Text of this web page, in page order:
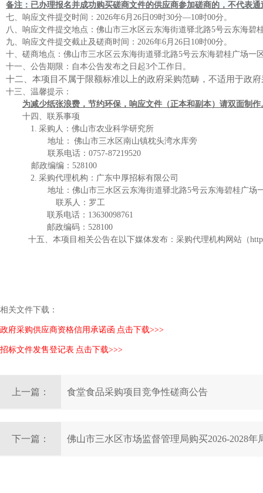
备注：已办理报名并成功购买磋商文件的供应商参加磋商的，不代表
七、 响应文件提交时间： 2026年6月 26 日 09时30分—10时00分。
八、 响应文件提交地点： 佛山市三水区云东海街道驿北路5号云东海碧
九、 响应文件提交截止及磋商时间： 2026年6月26日10时00分。
十、 磋商地点： 佛山市三水区云东海街道驿北路5号云东海碧桂广场一
十一、 公告期限：自本公告发布之日起3个工作日。
十二、 本项目不属于限额标准以上的政府采购范畴 ，不适用于政
十三、 温馨提示：
为减少纸张浪费，节约环保，响应文件（正本和副本）请双面制作
十四、 联系事项
1. 采购人 ： 佛山市农业科学研究所
地址： 佛山市三水区南山镇枕头湾水库旁
联系电话： 0757-87219520
邮政编编： 528100
2. 采购代理机构： 广东中厚招标有限公司
地址： 佛山市三水区云东海街道驿北路5号云东海碧桂广场
联系人： 罗工
联系电话 ： 13630098761
邮政编码： 528100
十五、 本项目相关公告在以下媒体发布：采购代理机构网站（
相关文件下载：
政府采购供应商资格信用承诺函 点击下载>>>
招标文件发售登记表 点击下载>>>
上一篇： 食堂食品采购项目竞争性磋商公告
下一篇： 佛山市三水区市场监督管理局购买2026-2028年